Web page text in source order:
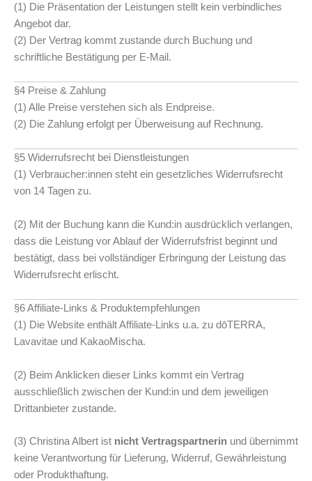
(1) Die Präsentation der Leistungen stellt kein verbindliches
Angebot dar.
(2) Der Vertrag kommt zustande durch Buchung und
schriftliche Bestätigung per E-Mail.
§4 Preise & Zahlung
(1) Alle Preise verstehen sich als Endpreise.
(2) Die Zahlung erfolgt per Überweisung auf Rechnung.
§5 Widerrufsrecht bei Dienstleistungen
(1) Verbraucher:innen steht ein gesetzliches Widerrufsrecht
von 14 Tagen zu.
(2) Mit der Buchung kann die Kund:in ausdrücklich verlangen,
dass die Leistung vor Ablauf der Widerrufsfrist beginnt und
bestätigt, dass bei vollständiger Erbringung der Leistung das
Widerrufsrecht erlischt.
§6 Affiliate-Links & Produktempfehlungen
(1) Die Website enthält Affiliate-Links u.a. zu dōTERRA,
Lavavitae und KakaoMischa.
(2) Beim Anklicken dieser Links kommt ein Vertrag
ausschließlich zwischen der Kund:in und dem jeweiligen
Drittanbieter zustande.
(3) Christina Albert ist nicht Vertragspartnerin und übernimmt
keine Verantwortung für Lieferung, Widerruf, Gewährleistung
oder Produkthaftung.